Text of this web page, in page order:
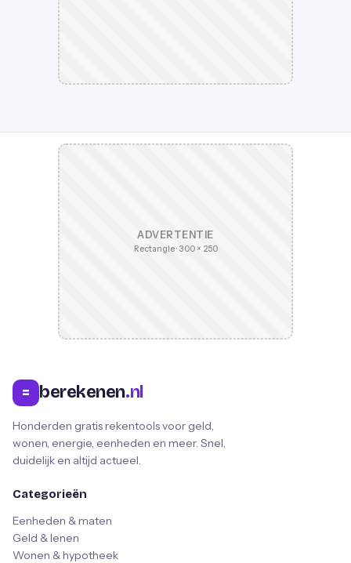
ADVERTENTIE
Rectangle · 300 × 250
= berekenen.nl
Honderden gratis rekentools voor geld,
wonen, energie, eenheden en meer. Snel,
duidelijk en altijd actueel.
Categorieën
Eenheden & maten
Geld & lenen
Wonen & hypotheek